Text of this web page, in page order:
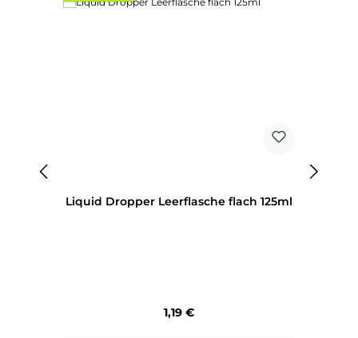
Liquid Dropper Leerflasche flach 125ml
Regulärer Preis:
1,19 €